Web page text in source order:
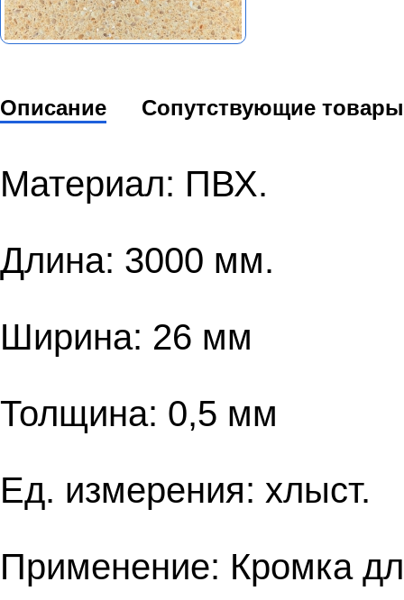
Описание Сопутствующие товары
Материал: ПВХ.
Длина: 3000 мм.
Ширина: 26 мм
Толщина: 0,5 мм
Ед. измерения: хлыст.
Применение: Кромка